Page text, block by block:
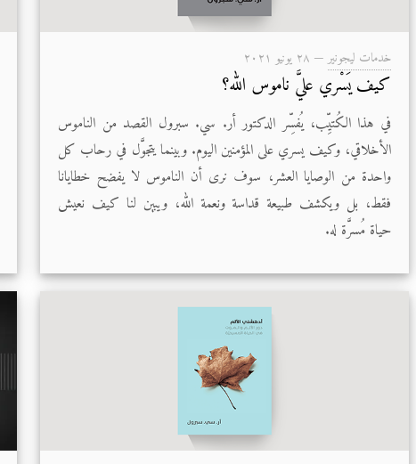
خدمات ليجونير— ۲۸ يونيو ۲۰۲۱
كيف يَسْري عليَّ ناموس الله؟
في هذا الكُتيِّب، يُفسِّر الدكتور أر. سي. سبرول القصد من الناموس
الأخلاقي، وكيف يسري على المؤمنين اليوم. وبينما يتجوَّل في رحاب كل
واحدة من الوصايا العشر، سوف نرى أن الناموس لا يفضح خطايانا
فقط، بل ويكشف طبيعة قداسة ونعمة الله، ويبين لنا كيف نعيش
حياة مُسرَّة له.